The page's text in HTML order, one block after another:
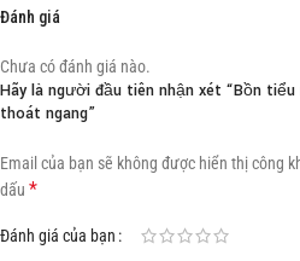
Đánh giá
Chưa có đánh giá nào.
Hãy là người đầu tiên nhận xét “Bồn tiểu
thoát ngang”
Email của bạn sẽ không được hiển thị công
dấu *
Đánh giá của bạn